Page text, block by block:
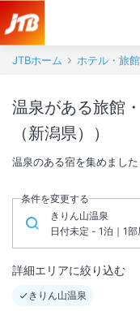
JTBホーム ホテル・旅
温泉がある旅館
（新潟県））
温泉のある宿を集めまし
条件を変更する
きりん山温泉
日付未定 - 1泊｜1
詳細エリアに絞り込む
きりん山温泉